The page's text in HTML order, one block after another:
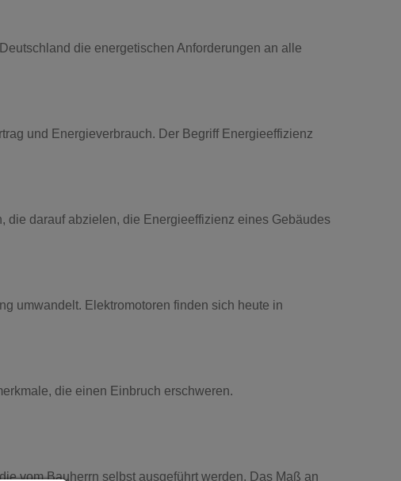
die energetischen Anforderungen an alle
und Energieverbrauch. Der Begriff Energieeffizienz
die darauf abzielen, die Energieeffizienz eines Gebäudes
umwandelt. Elektromotoren finden sich heute in
die einen Einbruch erschweren.
vom Bauherrn selbst ausgeführt werden. Das Maß an